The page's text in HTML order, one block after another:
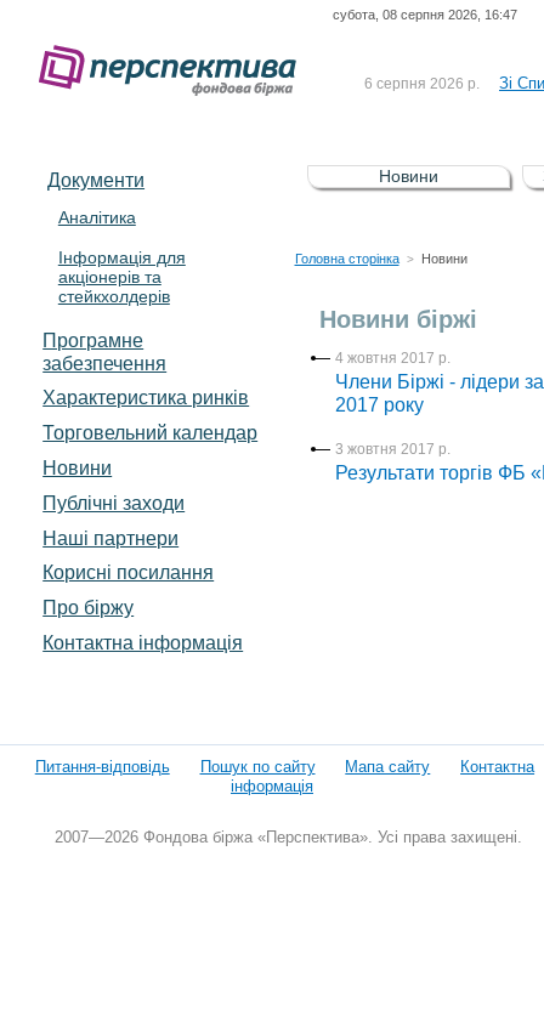
субота, 08 серпня 2026, 16:47
6 серпня 2026 р. Зі
5 серпня 2026 р.
Зі
UA4000232607)
4 серпня 2026 р.
Документи
Аналітика
Інформація для
акціонерів та
стейкхолдерів
Програмне
забезпечення
Характеристика pинків
Торговельний календар
Новини
Публічні заходи
Наші партнери
Корисні посилання
Про біржу
Контактна інформація
Новини
Головна сторінка > Новини
Новини біржі
4 жовтня 2017 р.
Члени Біржі - лідери
2017 року
3 жовтня 2017 р.
Результати торгів ФБ
Питання-відповідь Пошук по сайту Мапа сайту
Контактна
інформація
2007—2026 Фондова біржа «Перспектива». Усі права захищені.